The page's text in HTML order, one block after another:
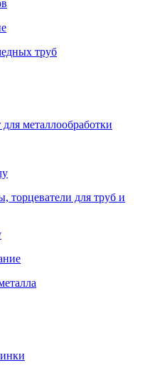
труб
металлообработки
торцеватели для труб и